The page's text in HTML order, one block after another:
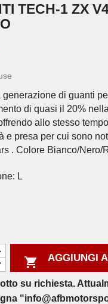
TECH-1 ZX
generazione di guanti
di quasi il 20%
allo stesso
e presa per cui sono
. Colore Bianco/Nero/
L
 AGGIUNGI
su richiesta.